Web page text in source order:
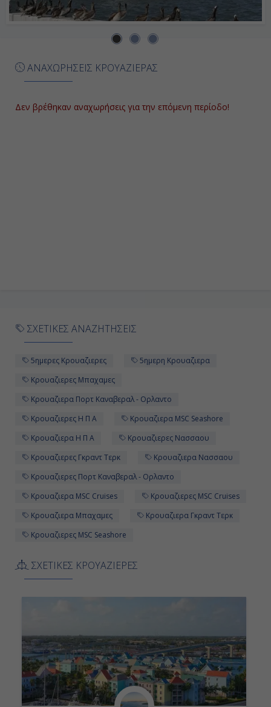
ΑΝΑΧΩΡΗΣΕΙΣ ΚΡΟΥΑΖΙΕΡΑΣ
Δεν βρέθηκαν αναχωρήσεις για την επόμενη περίοδο!
ΣΧΕΤΙΚΕΣ ΑΝΑΖΗΤΗΣΕΙΣ
5ημερες Κρουαζιερες
5ημερη Κρουαζιερα
Κρουαζιερες Μπαχαμες
Κρουαζιερα Πορτ Καναβεραλ - Ορλαντο
Κρουαζιερες Η Π Α
Κρουαζιερα MSC Seashore
Κρουαζιερα Η Π Α
Κρουαζιερες Νασσαου
Κρουαζιερες Γκραντ Τερκ
Κρουαζιερα Νασσαου
Κρουαζιερες Πορτ Καναβεραλ - Ορλαντο
Κρουαζιερα MSC Cruises
Κρουαζιερες MSC Cruises
Κρουαζιερα Μπαχαμες
Κρουαζιερα Γκραντ Τερκ
Κρουαζιερες MSC Seashore
ΣΧΕΤΙΚΕΣ ΚΡΟΥΑΖΙΕΡΕΣ